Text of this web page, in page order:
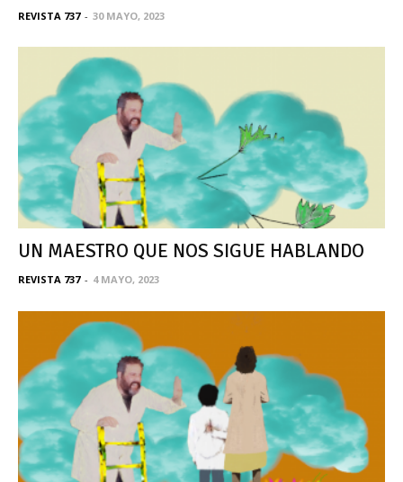
REVISTA 737 - 30 MAYO, 2023
UN MAESTRO QUE NOS SIGUE HABLANDO
REVISTA 737 - 4 MAYO, 2023